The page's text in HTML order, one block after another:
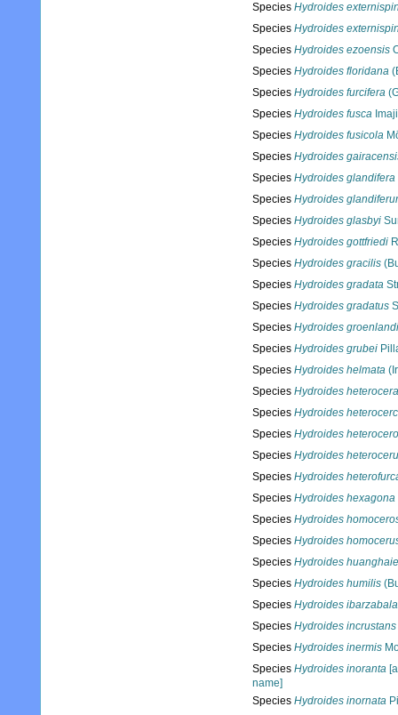
Species Hydroides
Species Hydroides
Species Hydroides ezoensis
Species Hydroides floridana
Species Hydroides furcifera
Species Hydroides fusca
Species Hydroides fusicola
Species Hydroides
Species Hydroides glandifera
Species Hydroides
Species Hydroides glasbyi
Species Hydroides gottfriedi
Species Hydroides gracilis
Species Hydroides gradata
Species Hydroides gradatus
Species Hydroides
Species Hydroides grubei
Species Hydroides helmata
Species Hydroides heterocera
Species Hydroides
Species Hydroides
Species Hydroides
Species Hydroides
Species Hydroides hexagona
Species Hydroides
Species Hydroides
Species Hydroides
Species Hydroides humilis
Species Hydroides
Species Hydroides incrustans
Species Hydroides inermis
Species Hydroides inoranta
name]
Species Hydroides inornata